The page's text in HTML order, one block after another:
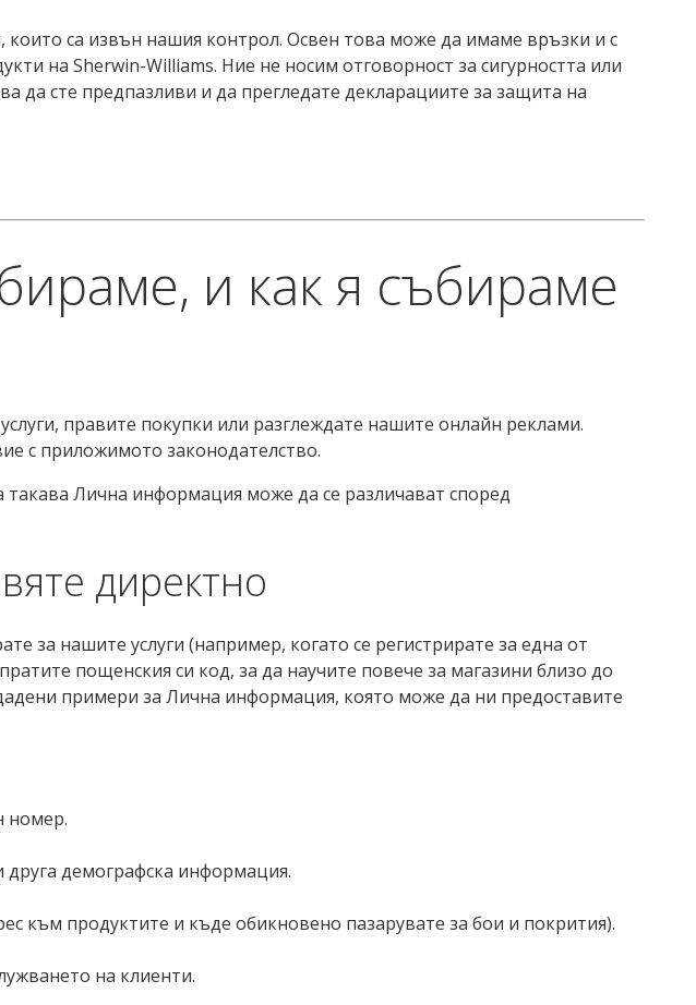
които са извън нашия контрол. Освен това може да имаме връзки и с
на Sherwin-Williams. Ние не носим отговорност за сигурността или
да сте предпазливи и да прегледате декларациите за защита на
и как я събираме
правите покупки или разглеждате нашите онлайн реклами.
с приложимото законодателство.
Лична информация може да се различават според
директно
за нашите услуги (например, когато се регистрирате за една от
пощенския си код, за да научите повече за магазини близо до
примери за Лична информация, която може да ни предоставите
номер.
демографска информация.
към продуктите и къде обикновено пазарувате за бои и покрития).
на клиенти.